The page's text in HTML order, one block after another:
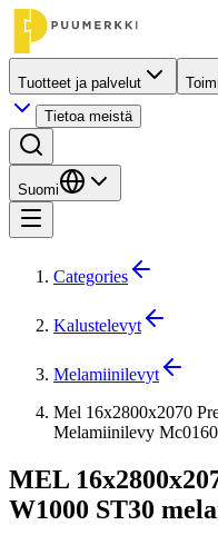
Tuotteet ja palvelut
Tietoa meistä
Suomi
Categories
Kalustelevyt
Melamiinilevyt
Mel 16x2800x2070
Melamiinilevy
MEL
W1000 ST30